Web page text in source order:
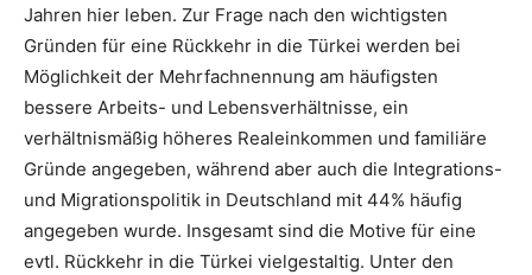
Jahren hier leben. Zur Frage nach den wichtigsten
Gründen für eine Rückkehr in die Türkei werden bei
Möglichkeit der Mehrfachnennung am häufigsten
bessere Arbeits- und Lebensverhältnisse, ein
verhältnismäßig höheres Realeinkommen und familiäre
Gründe angegeben, während aber auch die Integrations-
und Migrationspolitik in Deutschland mit 44% häufig
angegeben wurde. Insgesamt sind die Motive für eine
evtl. Rückkehr in die Türkei vielgestaltig. Unter den